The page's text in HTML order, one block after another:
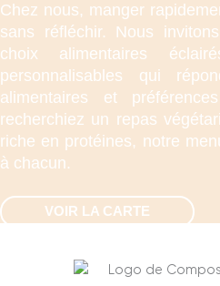
Chez nous, manger
sans réfléchir. Nous
choix alimentaires
personnalisables qui
alimentaires et
recherchiez un repas
riche en protéines, notre
à chacun.
VOIR LA CARTE